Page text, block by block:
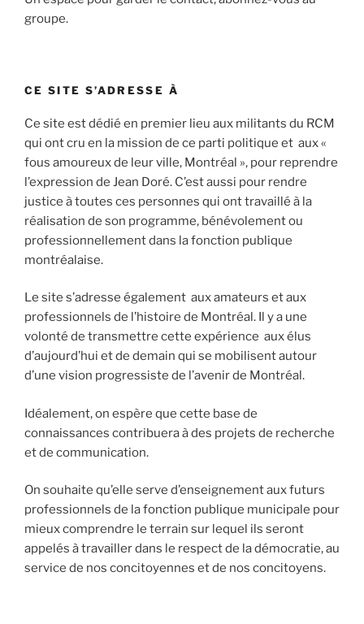
groupe.
CE SITE S’ADRESSE À
Ce site est dédié en premier lieu aux militants du RCM
qui ont cru en la mission de ce parti politique et aux «
fous amoureux de leur ville, Montréal », pour reprendre
l’expression de Jean Doré. C’est aussi pour rendre
justice à toutes ces personnes qui ont travaillé à la
réalisation de son programme, bénévolement ou
professionnellement dans la fonction publique
montréalaise.
Le site s’adresse également aux amateurs et aux
professionnels de l’histoire de Montréal. Il y a une
volonté de transmettre cette expérience aux élus
d’aujourd’hui et de demain qui se mobilisent autour
d’une vision progressiste de l’avenir de Montréal.
Idéalement, on espère que cette base de
connaissances contribuera à des projets de recherche
et de communication.
On souhaite qu’elle serve d’enseignement aux futurs
professionnels de la fonction publique municipale pour
mieux comprendre le terrain sur lequel ils seront
appelés à travailler dans le respect de la démocratie, au
service de nos concitoyennes et de nos concitoyens.